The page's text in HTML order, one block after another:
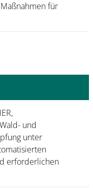
für
und
unter
erforderlichen